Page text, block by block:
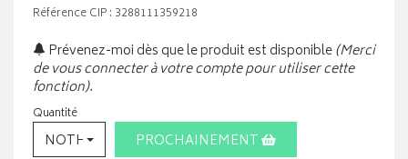
Référence CIP : 3288111359218
Prévenez-moi dès que le produit est disponible(Merci
de vous connecter à votre compte pour utiliser cette
fonction).
Quantité
NOTHING SELECTEDPROCHAINEMENT